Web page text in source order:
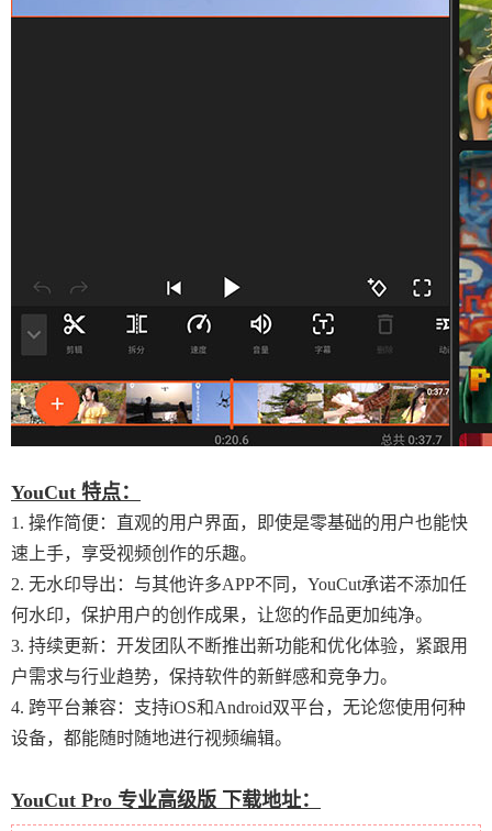
YouCut 特点：
1. 操作简便：直观的用户界面，即使是零基础的用户也能快
速上手，享受视频创作的乐趣。
2. 无水印导出：与其他许多APP不同，YouCut承诺不添加任
何水印，保护用户的创作成果，让您的作品更加纯净。
3. 持续更新：开发团队不断推出新功能和优化体验，紧跟用
户需求与行业趋势，保持软件的新鲜感和竞争力。
4. 跨平台兼容：支持iOS和Android双平台，无论您使用何种
设备，都能随时随地进行视频编辑。
YouCut Pro 专业高级版 下载地址：